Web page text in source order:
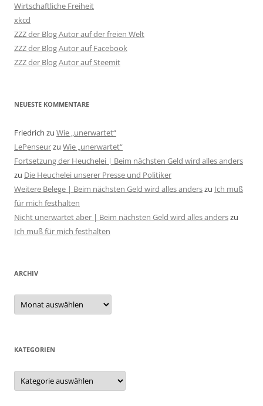
Wirtschaftliche Freiheit
xkcd
ZZZ der Blog Autor auf der freien Welt
ZZZ der Blog Autor auf Facebook
ZZZ der Blog Autor auf Steemit
NEUESTE KOMMENTARE
Friedrich zu Wie „unerwartet“
LePenseurzu Wie „unerwartet“
Fortsetzung der Heuchelei | Beim nächsten Geld wird alles anders
zu Die Heuchelei unserer Presse und Politiker
Weitere Belege | Beim nächsten Geld wird alles anderszu Ich muß
für mich festhalten
Nicht unerwartet aber | Beim nächsten Geld wird alles anderszu
Ich muß für mich festhalten
ARCHIV
Archiv
KATEGORIEN
Kategorien